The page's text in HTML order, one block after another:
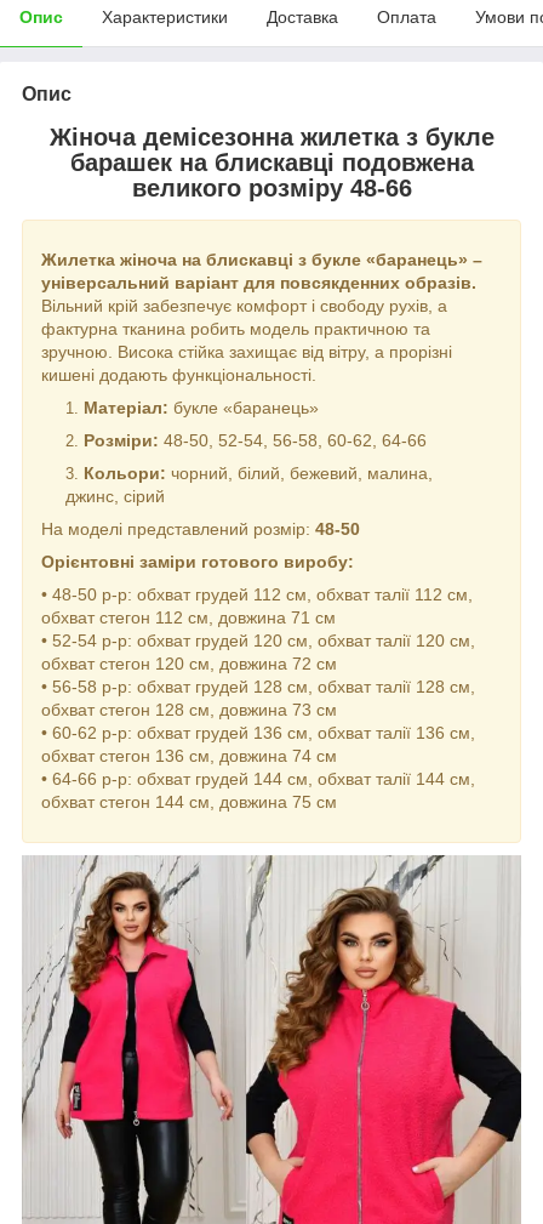
Опис Характеристики Доставка Оплата Умови
Опис
Жіноча демісезонна жилетка з букле
барашек на блискавці подовжена
великого розміру 48-66
Жилетка жіноча на блискавці з букле «баранець» –
універсальний варіант для повсякденних образів.
Вільний крій забезпечує комфорт і свободу рухів, а
фактурна тканина робить модель практичною та
зручною. Висока стійка захищає від вітру, а прорізні
кишені додають функціональності.
Матеріал: букле «баранець»
Розміри: 48-50, 52-54, 56-58, 60-62, 64-66
Кольори: чорний, білий, бежевий, малина,
джинс, сірий
На моделі представлений розмір: 48-50
Орієнтовні заміри готового виробу:
• 48-50 р-р: обхват грудей 112 см, обхват талії 112 см,
обхват стегон 112 см, довжина 71 см
• 52-54 р-р: обхват грудей 120 см, обхват талії 120 см,
обхват стегон 120 см, довжина 72 см
• 56-58 р-р: обхват грудей 128 см, обхват талії 128 см,
обхват стегон 128 см, довжина 73 см
• 60-62 р-р: обхват грудей 136 см, обхват талії 136 см,
обхват стегон 136 см, довжина 74 см
• 64-66 р-р: обхват грудей 144 см, обхват талії 144 см,
обхват стегон 144 см, довжина 75 см